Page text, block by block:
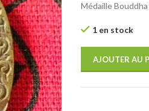
Médaille Bouddha
1 en stock
AJOUTER AU